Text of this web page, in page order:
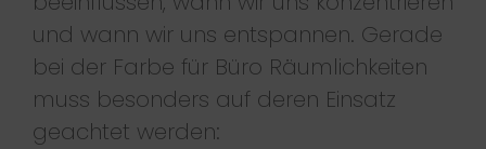
und wann wir uns entspannen. Gerade
bei der Farbe für Büro Räumlichkeiten
muss besonders auf deren Einsatz
geachtet werden: